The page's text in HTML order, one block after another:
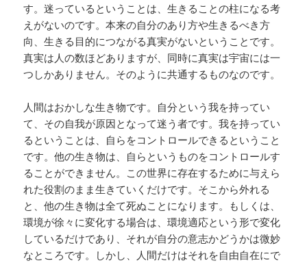
す。迷っているということは、生きることの柱になる考
えがないのです。本来の自分のあり方や生きるべき方
向、生きる目的につながる真実がないということです。
真実は人の数ほどありますが、同時に真実は宇宙には一
つしかありません。そのように共通するものなのです。
人間はおかしな生き物です。自分という我を持ってい
て、その自我が原因となって迷う者です。我を持ってい
るということは、自らをコントロールできるということ
です。他の生き物は、自らというものをコントロールす
ることができません。この世界に存在するために与えら
れた役割のまま生きていくだけです。そこから外れる
と、他の生き物は全て死ぬことになります。もしくは、
環境が徐々に変化する場合は、環境適応という形で変化
しているだけであり、それが自分の意志かどうかは微妙
なところです。しかし、人間だけはそれを自由自在にで